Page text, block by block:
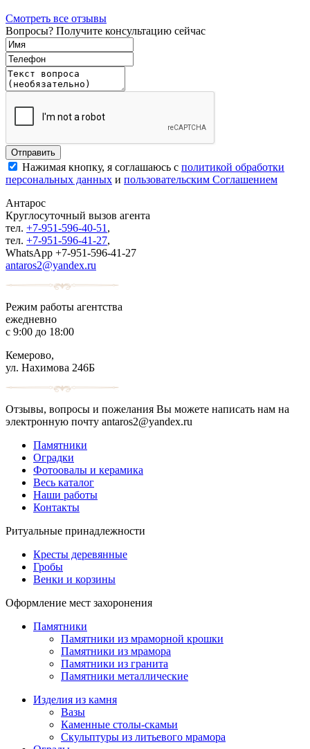
Смотреть все отзывы
Вопросы? Получите консультацию сейчас
Нажимая кнопку, я соглашаюсь с политикой обработки
персональных данных и пользовательским Соглашением
Антарос
Круглосуточный вызов агента
тел. +7-951-596-40-51 ,
тел. +7-951-596-41-27,
WhatsApp +7-951-596-41-27
antaros2@yandex.ru
Режим работы агентства
ежедневно
с 9:00 до 18:00
Кемерово,
ул. Нахимова 246Б
Отзывы, вопросы и пожелания Вы можете написать нам на
электронную почту antaros2@yandex.ru
Памятники
Оградки
Фотоовалы и керамика
Весь каталог
Наши работы
Контакты
Ритуальные принадлежности
Кресты деревянные
Гробы
Венки и корзины
Оформление мест захоронения
Памятники
Памятники из мраморной крошки
Памятники из мрамора
Памятники из гранита
Памятники металлические
Изделия из камня
Вазы
Каменные столы-скамьи
Скульптуры из литьевого мрамора